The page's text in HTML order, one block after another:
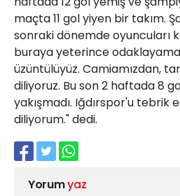
maçta 11 gol yiyen bir takım.
sonraki dönemde oyuncuları
buraya yeterince
üzüntülüyüz. Camiamızdan,
diliyoruz. Bu son 2 haftada 8
yakışmadı. Iğdırspor'u tebrik
diliyorum." dedi.
Yorumyaz